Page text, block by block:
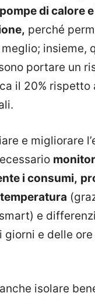
di calore
perché
insieme,
portare un
il 20% rispetto
e migliorare
i consumi,
e
giorni e delle
isolare